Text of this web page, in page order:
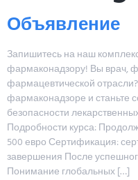
Объявление
Запишитесь на наш
фармаконадзору! Вы врач,
фармацевтической
фармаконадзоре и станьте
безопасности
Подробности курса:
500 евро Сертификация:
завершения После
Понимание глобальных […]